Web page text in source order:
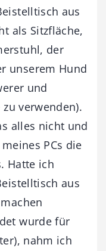
aus
als Sitzfläche,
der
unserem Hund
und
verwenden).
alles nicht und
PCs die
Hatte ich
aus
wurde für
nahm ich